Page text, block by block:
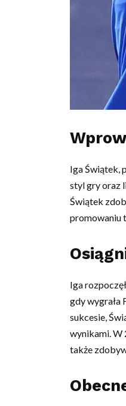
Iga Świątek,
styl gry oraz
Świątek
promowaniu
Iga
gdy wygrała
sukcesie,
wynikami. W
także